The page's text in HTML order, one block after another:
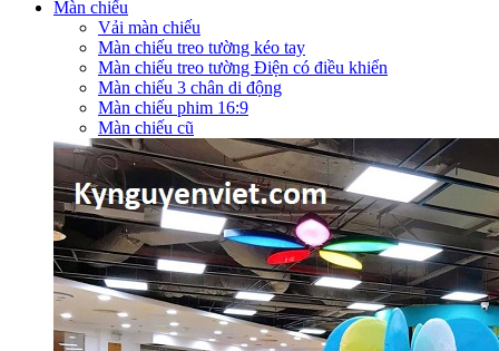
Màn chiếu
Vải màn chiếu
Màn chiếu treo tường kéo tay
Màn chiếu treo tường Điện có điều khiển
Màn chiếu 3 chân di động
Màn chiếu phim 16:9
Màn chiếu cũ